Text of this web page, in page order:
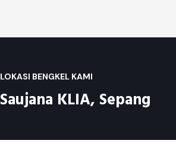
LOKASI BENGKEL KAMI
Saujana KLIA, Sepang